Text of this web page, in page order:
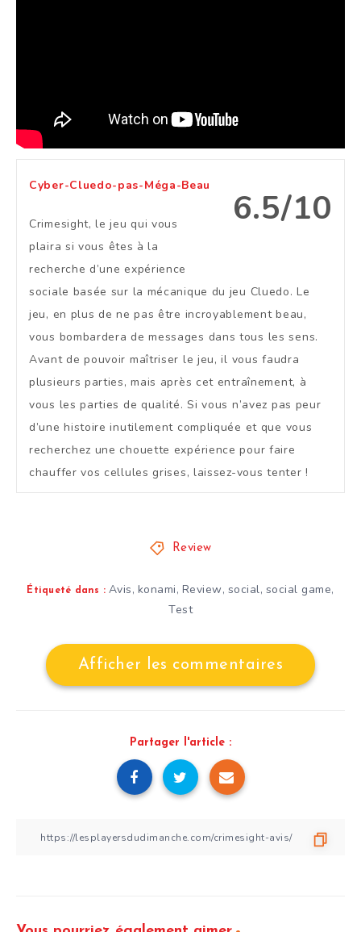
6.5/10
Cyber-Cluedo-pas-Méga-Beau
Crimesight, le jeu qui vous
plaira si vous êtes à la
recherche d’une expérience
sociale basée sur la mécanique du jeu Cluedo. Le
jeu, en plus de ne pas être incroyablement beau,
vous bombardera de messages dans tous les sens.
Avant de pouvoir maîtriser le jeu, il vous faudra
plusieurs parties, mais après cet entraînement, à
vous les parties de qualité. Si vous n’avez pas peur
d’une histoire inutilement compliquée et que vous
recherchez une chouette expérience pour faire
chauffer vos cellules grises, laissez-vous tenter !
Review
Étiqueté dans : Avis, konami, Review, social, social game,
Test
Afficher les commentaires
Partager l'article :